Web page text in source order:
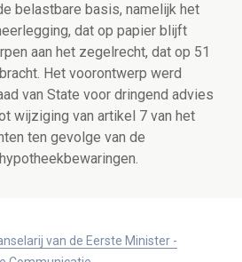
belastbare basis, namelijk het
dat op papier blijft
aan het zegelrecht, dat op 51
Het voorontwerp werd
van State voor dringend advies
wijziging van artikel 7 van het
ten gevolge van de
van de Eerste Minister -